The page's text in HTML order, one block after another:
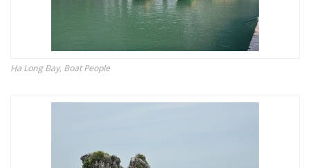
Ha Long Bay, Boat People